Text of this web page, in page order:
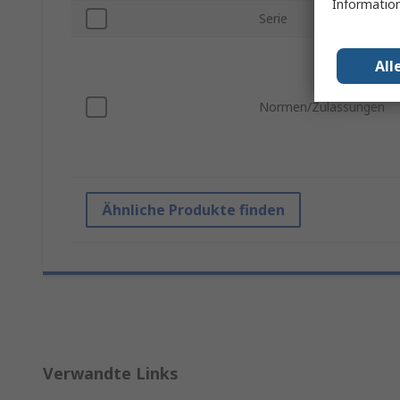
Serie
Normen/Zulassungen
Ähnliche Produkte finden
Verwandte Links